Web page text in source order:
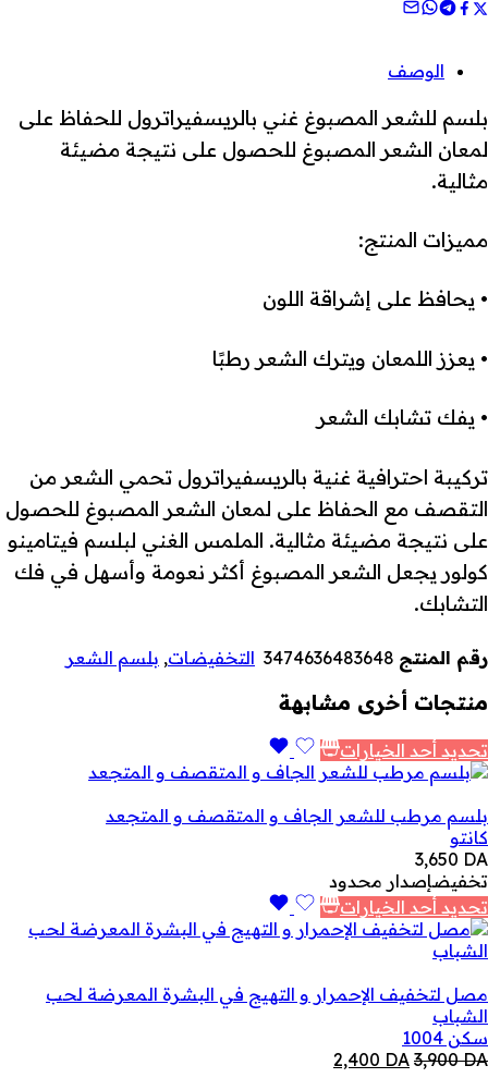
الوصف
بلسم للشعر المصبوغ غني بالريسفيراترول للحفاظ على
لمعان الشعر المصبوغ للحصول على نتيجة مضيئة
مثالية.
مميزات المنتج:
• يحافظ على إشراقة اللون
• يعزز اللمعان ويترك الشعر رطبًا
• يفك تشابك الشعر
تركيبة احترافية غنية بالريسفيراترول تحمي الشعر من
التقصف مع الحفاظ على لمعان الشعر المصبوغ للحصول
على نتيجة مضيئة مثالية. الملمس الغني لبلسم فيتامينو
كولور يجعل الشعر المصبوغ أكثر نعومة وأسهل في فك
التشابك.
رقم المنتج 3474636483648 التخفيضات, بلسم الشعر
منتجات أخرى مشابهة
تحديد أحد الخيارات
بلسم مرطب للشعر الجاف و المتقصف و المتجعد
كانتو
3,650 DA
تخفيضإصدار محدود
تحديد أحد الخيارات
مصل لتخفيف الإحمرار و التهيج في البشرة المعرضة لحب
الشباب
سكن 1004
3,900DA
السعر2,400 DA
السعر